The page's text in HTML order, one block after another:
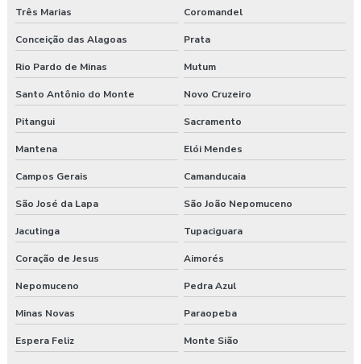
Programa de gerenciamento de riscos nr 1
Programa de gerenciamento de riscos ocupacionais
Programa de gerenciamento de riscos segurança do trabalho
Programa pgr
Programa de prevenção de riscos ergonômicos
Proposta de consultoria segurança do trabalho
Segurança e medicina do trabalho
Serviço de higiene e segurança no trabalho
Três Marias Coromandel
Conceição das Alagoas Prata
Rio Pardo de Minas Mutum
Santo Antônio do Monte Novo Cruzeiro
Pitangui Sacramento
Mantena Elói Mendes
Campos Gerais Camanducaia
São José da Lapa São João Nepomuceno
Jacutinga Tupaciguara
Coração de Jesus Aimorés
Nepomuceno Pedra Azul
Minas Novas Paraopeba
Espera Feliz Monte Sião